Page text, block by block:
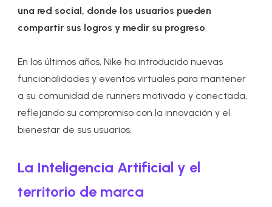
una red social, donde los usuarios pueden
compartir sus logros y medir su progreso.
En los últimos años, Nike ha introducido nuevas
funcionalidades y eventos virtuales para mantener
a su comunidad de runners motivada y conectada,
reflejando su compromiso con la innovación y el
bienestar de sus usuarios.
La Inteligencia Artificial y el
territorio de marca